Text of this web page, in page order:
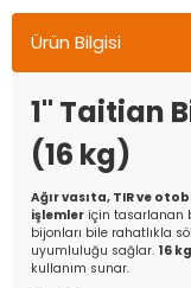
adresinize teslim edilir.
Ürün Bilgisi
1" Taitian
(16 kg)
Ağır vasıta, TIR ve
işlemler için tasarlanan
bijonları bile rahatlıkla
uyumluluğu sağlar. 16
kullanım sunar.